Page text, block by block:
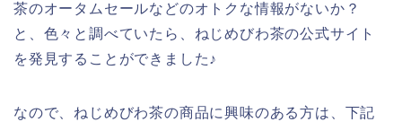
茶のオータムセールなどのオトクな情報がないか？
と、色々と調べていたら、ねじめびわ茶の公式サイト
を発見することができました♪
なので、ねじめびわ茶の商品に興味のある方は、下記